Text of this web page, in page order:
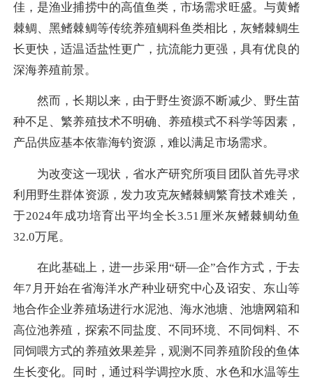
佳，是渔业捕捞中的高值鱼类，市场需求旺盛。与黄鳍
棘鲷、黑鳍棘鲷等传统养殖鲷科鱼类相比，灰鳍棘鲷生
长更快，适温适盐性更广，抗流能力更强，具有优良的
深海养殖前景。
然而，长期以来，由于野生资源不断减少、野生苗
种不足、繁养殖技术不明确、养殖模式不科学等因素，
产品供应基本依靠海钓资源，难以满足市场需求。
为改变这一现状，省水产研究所项目团队首先寻求
利用野生群体资源，发力攻克灰鳍棘鲷繁育技术难关，
于2024年成功培育出平均全长3.51厘米灰鳍棘鲷幼鱼
32.0万尾。
在此基础上，进一步采用“研—企”合作方式，于去
年7月开始在省海洋水产种业研究中心及诏安、东山等
地合作企业养殖场进行水泥池、海水池塘、池塘网箱和
高位池养殖，探索不同盐度、不同环境、不同饲料、不
同饲喂方式的养殖效果差异，观测不同养殖阶段的鱼体
生长变化。同时，通过科学调控水质、水色和水温等生